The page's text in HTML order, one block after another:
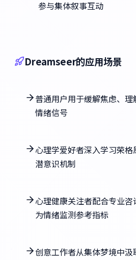
参与集体叙事互动
Dreamseer的应用场景
普通用户用于缓解焦虑、
情绪信号
心理学爱好者深入学习荣
潜意识机制
心理健康关注者配合专业
为情绪监测参考指标
创意工作者从集体梦境中